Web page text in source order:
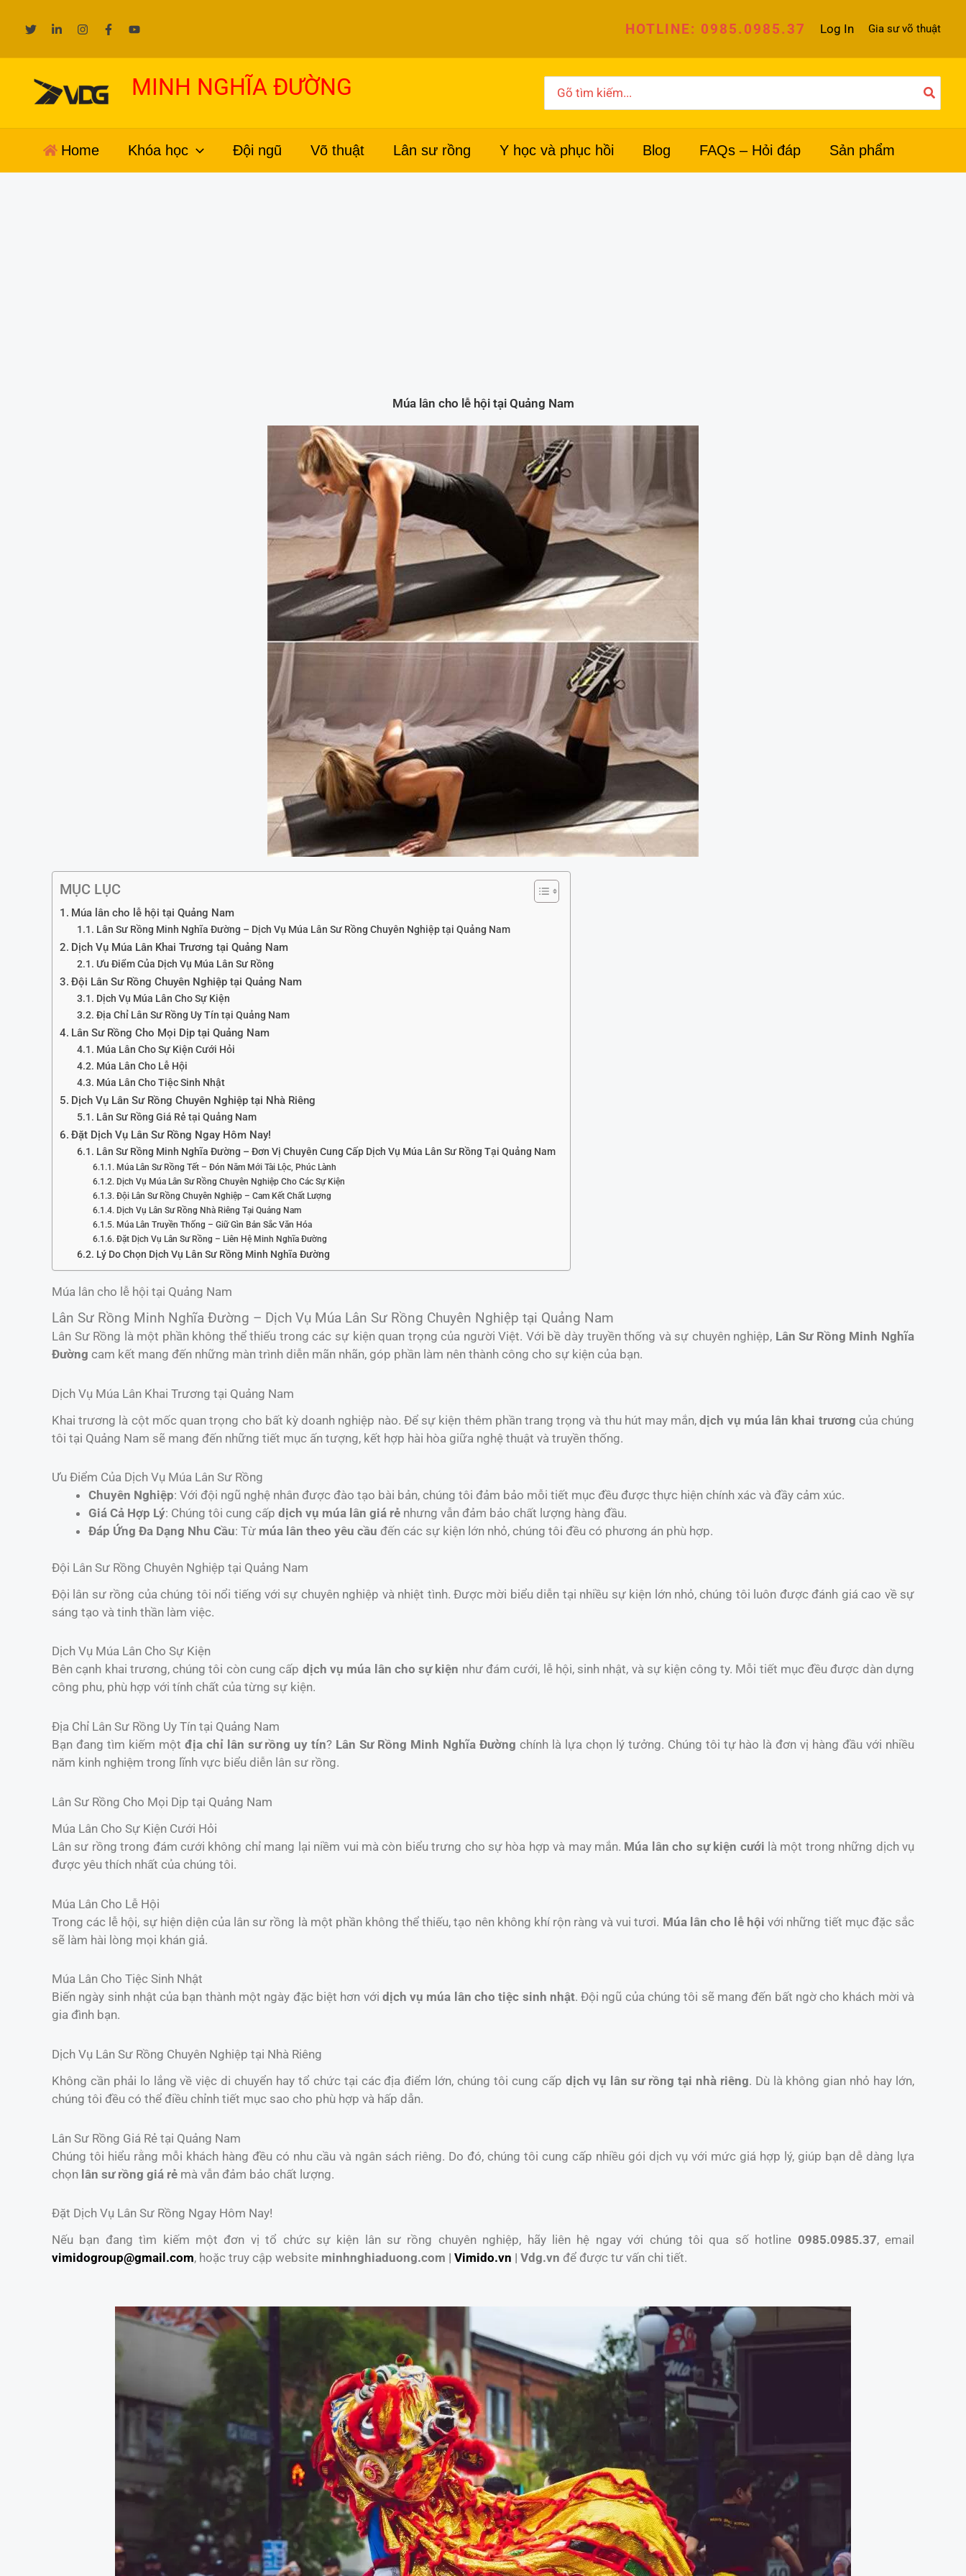
dung
HOTLINE: 0985.0985.37 Log In Gia sư võ thuật
MINH NGHĨA ĐƯỜNG
for:
Home Khóa học Đội ngũ Võ thuật Lân sư rồng Y học và phục hồi Blog FAQs – Hỏi đáp Sản phẩm
Múa lân cho lễ hội tại Quảng Nam
MỤC LỤC
Múa lân cho lễ hội tại Quảng Nam
Lân Sư Rồng Minh Nghĩa Đường – Dịch Vụ Múa Lân Sư Rồng Chuyên Nghiệp tại Quảng Nam
Dịch Vụ Múa Lân Khai Trương tại Quảng Nam
Ưu Điểm Của Dịch Vụ Múa Lân Sư Rồng
Đội Lân Sư Rồng Chuyên Nghiệp tại Quảng Nam
Dịch Vụ Múa Lân Cho Sự Kiện
Địa Chỉ Lân Sư Rồng Uy Tín tại Quảng Nam
Lân Sư Rồng Cho Mọi Dịp tại Quảng Nam
Múa Lân Cho Sự Kiện Cưới Hỏi
Múa Lân Cho Lễ Hội
Múa Lân Cho Tiệc Sinh Nhật
Dịch Vụ Lân Sư Rồng Chuyên Nghiệp tại Nhà Riêng
Lân Sư Rồng Giá Rẻ tại Quảng Nam
Đặt Dịch Vụ Lân Sư Rồng Ngay Hôm Nay!
Lân Sư Rồng Minh Nghĩa Đường – Đơn Vị Chuyên Cung Cấp Dịch Vụ Múa Lân Sư Rồng Tại Quảng Nam
Múa Lân Sư Rồng Tết – Đón Năm Mới Tài Lộc, Phúc Lành
Dịch Vụ Múa Lân Sư Rồng Chuyên Nghiệp Cho Các Sự Kiện
Đội Lân Sư Rồng Chuyên Nghiệp – Cam Kết Chất Lượng
Dịch Vụ Lân Sư Rồng Nhà Riêng Tại Quảng Nam
Múa Lân Truyền Thống – Giữ Gìn Bản Sắc Văn Hóa
Đặt Dịch Vụ Lân Sư Rồng – Liên Hệ Minh Nghĩa Đường
Lý Do Chọn Dịch Vụ Lân Sư Rồng Minh Nghĩa Đường
Múa lân cho lễ hội tại Quảng Nam
Lân Sư Rồng Minh Nghĩa Đường – Dịch Vụ Múa Lân Sư Rồng Chuyên Nghiệp tại Quảng Nam
Lân Sư Rồng là một phần không thể thiếu trong các sự kiện quan trọng của người Việt. Với bề dày truyền thống và sự chuyên nghiệp, Lân Sư Rồng Minh Nghĩa
Đường cam kết mang đến những màn trình diễn mãn nhãn, góp phần làm nên thành công cho sự kiện của bạn.
Dịch Vụ Múa Lân Khai Trương tại Quảng Nam
Khai trương là cột mốc quan trọng cho bất kỳ doanh nghiệp nào. Để sự kiện thêm phần trang trọng và thu hút may mắn,dịch vụ múa lân khai trương của chúng
tôi tại Quảng Nam sẽ mang đến những tiết mục ấn tượng, kết hợp hài hòa giữa nghệ thuật và truyền thống.
Ưu Điểm Của Dịch Vụ Múa Lân Sư Rồng
Chuyên Nghiệp: Với đội ngũ nghệ nhân được đào tạo bài bản, chúng tôi đảm bảo mỗi tiết mục đều được thực hiện chính xác và đầy cảm xúc.
Giá Cả Hợp Lý: Chúng tôi cung cấp dịch vụ múa lân giá rẻ nhưng vẫn đảm bảo chất lượng hàng đầu.
Đáp Ứng Đa Dạng Nhu Cầu: Từ múa lân theo yêu cầu đến các sự kiện lớn nhỏ, chúng tôi đều có phương án phù hợp.
Đội Lân Sư Rồng Chuyên Nghiệp tại Quảng Nam
Đội lân sư rồng của chúng tôi nổi tiếng với sự chuyên nghiệp và nhiệt tình. Được mời biểu diễn tại nhiều sự kiện lớn nhỏ, chúng tôi luôn được đánh giá cao về sự
sáng tạo và tinh thần làm việc.
Dịch Vụ Múa Lân Cho Sự Kiện
Bên cạnh khai trương, chúng tôi còn cung cấp dịch vụ múa lân cho sự kiện như đám cưới, lễ hội, sinh nhật, và sự kiện công ty. Mỗi tiết mục đều được dàn dựng
công phu, phù hợp với tính chất của từng sự kiện.
Địa Chỉ Lân Sư Rồng Uy Tín tại Quảng Nam
Bạn đang tìm kiếm một địa chỉ lân sư rồng uy tín? Lân Sư Rồng Minh Nghĩa Đường chính là lựa chọn lý tưởng. Chúng tôi tự hào là đơn vị hàng đầu với nhiều
năm kinh nghiệm trong lĩnh vực biểu diễn lân sư rồng.
Lân Sư Rồng Cho Mọi Dịp tại Quảng Nam
Múa Lân Cho Sự Kiện Cưới Hỏi
Lân sư rồng trong đám cưới không chỉ mang lại niềm vui mà còn biểu trưng cho sự hòa hợp và may mắn. Múa lân cho sự kiện cưới là một trong những dịch vụ
được yêu thích nhất của chúng tôi.
Múa Lân Cho Lễ Hội
Trong các lễ hội, sự hiện diện của lân sư rồng là một phần không thể thiếu, tạo nên không khí rộn ràng và vui tươi. Múa lân cho lễ hội với những tiết mục đặc sắc
sẽ làm hài lòng mọi khán giả.
Múa Lân Cho Tiệc Sinh Nhật
Biến ngày sinh nhật của bạn thành một ngày đặc biệt hơn với dịch vụ múa lân cho tiệc sinh nhật. Đội ngũ của chúng tôi sẽ mang đến bất ngờ cho khách mời và
gia đình bạn.
Dịch Vụ Lân Sư Rồng Chuyên Nghiệp tại Nhà Riêng
Không cần phải lo lắng về việc di chuyển hay tổ chức tại các địa điểm lớn, chúng tôi cung cấp dịch vụ lân sư rồng tại nhà riêng. Dù là không gian nhỏ hay lớn,
chúng tôi đều có thể điều chỉnh tiết mục sao cho phù hợp và hấp dẫn.
Lân Sư Rồng Giá Rẻ tại Quảng Nam
Chúng tôi hiểu rằng mỗi khách hàng đều có nhu cầu và ngân sách riêng. Do đó, chúng tôi cung cấp nhiều gói dịch vụ với mức giá hợp lý, giúp bạn dễ dàng lựa
chọn lân sư rồng giá rẻ mà vẫn đảm bảo chất lượng.
Đặt Dịch Vụ Lân Sư Rồng Ngay Hôm Nay!
Nếu bạn đang tìm kiếm một đơn vị tổ chức sự kiện lân sư rồng chuyên nghiệp, hãy liên hệ ngay với chúng tôi qua số hotline 0985.0985.37, email
vimidogroup@gmail.com, hoặc truy cập website minhnghiaduong.com | Vimido.vn | Vdg.vn để được tư vấn chi tiết.